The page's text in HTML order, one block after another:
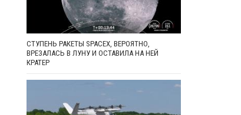
СТУПЕНЬ РАКЕТЫ SPACEX, ВЕРОЯТНО,
ВРЕЗАЛАСЬ В ЛУНУ И ОСТАВИЛА НА НЕЙ
КРАТЕР